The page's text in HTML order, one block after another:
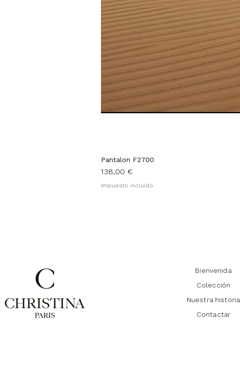
Pantalon F2700
Precio
138,00 €
Impuesto incluido
Bienvenida
Colección
Nuestra historia
Contactar